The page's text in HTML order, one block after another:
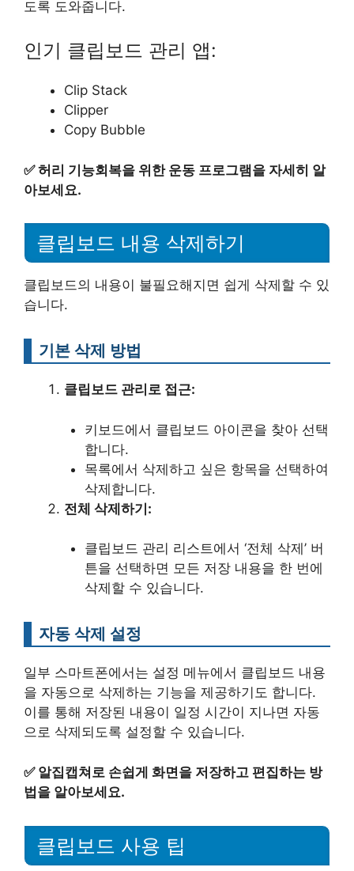
도록 도와줍니다.
인기 클립보드 관리 앱:
Clip Stack
Clipper
Copy Bubble
✅허리 기능회복을 위한 운동 프로그램을 자세히 알
아보세요.
클립보드 내용 삭제하기
클립보드의 내용이 불필요해지면 쉽게 삭제할 수 있
습니다.
기본 삭제 방법
클립보드 관리로 접근:
키보드에서 클립보드 아이콘을 찾아 선택
합니다.
목록에서 삭제하고 싶은 항목을 선택하여
삭제합니다.
전체 삭제하기:
클립보드 관리 리스트에서 ‘전체 삭제’ 버
튼을 선택하면 모든 저장 내용을 한 번에
삭제할 수 있습니다.
자동 삭제 설정
일부 스마트폰에서는 설정 메뉴에서 클립보드 내용
을 자동으로 삭제하는 기능을 제공하기도 합니다.
이를 통해 저장된 내용이 일정 시간이 지나면 자동
으로 삭제되도록 설정할 수 있습니다.
✅ 알집캡쳐로 손쉽게 화면을 저장하고 편집하는 방
법을 알아보세요.
클립보드 사용 팁